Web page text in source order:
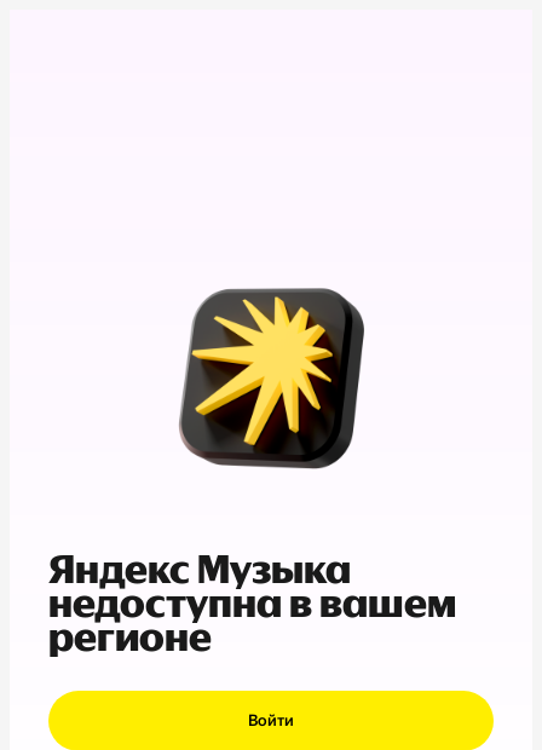
Яндекс Музыка
недоступна в вашем
регионе
Войти